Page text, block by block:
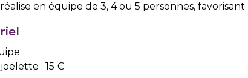
en équipe de 3, 4 ou 5 personnes,
: 15 €